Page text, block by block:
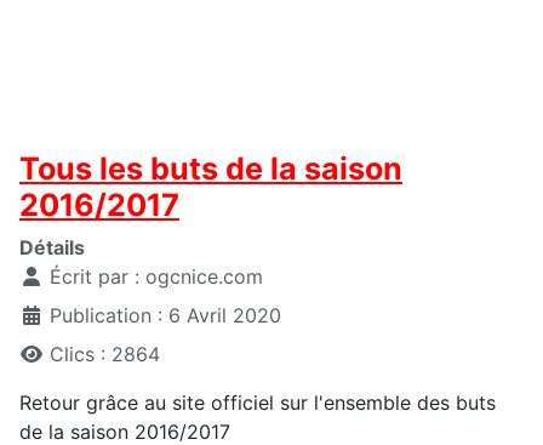
Tous les buts de la saison
2016/2017
Détails
Écrit par : ogcnice.com
Publication : 6 Avril 2020
Clics : 2864
Retour grâce au site officiel sur l'ensemble des buts
de la saison 2016/2017